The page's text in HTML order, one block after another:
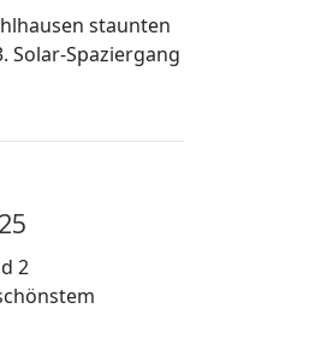
staunten
Solar-Spaziergang
2